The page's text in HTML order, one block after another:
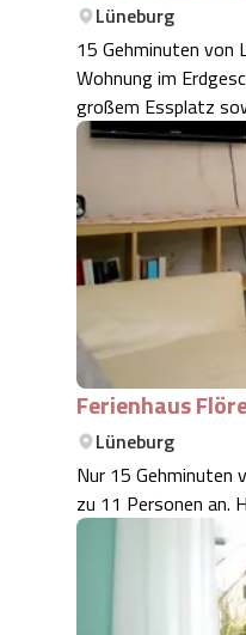
Lüneburg
15 Gehminuten von
Wohnung im
Ferienhaus
Lüneburg
Nur 15 Gehminuten
zu 11 Personen an.